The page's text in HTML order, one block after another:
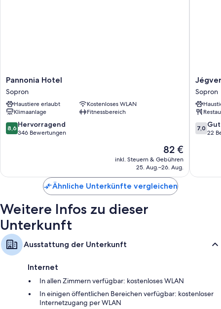
Hochstuhl und Baby-Badewanne
Duschen, Haartrockner und Shampoo
Flachbildfernseher mit Satellitenempfang
Pannonia
Hotel
Sopron
Pannonia Hotel
Sopron
Haustiere erlaubt
Kostenloses WLAN
Klimaanlage
Fitnessbereich
8.6
von
8,6 Hervorragend
346 Bewertungen
Der
Preis
beträgt
82 €
inkl. Steuern & Gebühren
25. Aug.–26. Aug.
Fogadó
Sopron
Sopron
7.0
von
7,0 Gut
22
Ähnliche Unterkünfte vergleichen
Weitere Infos zu dieser
Unterkunft
Ausstattung der Unterkunft
Internet
In allen Zimmern verfügbar: kostenloses WLAN
In einigen öffentlichen Bereichen verfügbar: kostenloser
Internetzugang per WLAN